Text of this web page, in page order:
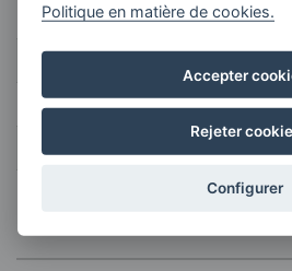
200 354
287 287
Politique en matière de cookies.
Accepter
Rejeter
Configurer